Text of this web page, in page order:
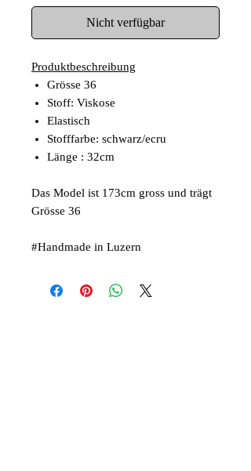
Nicht verfügbar
Produktbeschreibung
Grösse 36
Stoff: Viskose
Elastisch
Stofffarbe: schwarz/ecru
Länge : 32cm
Das Model ist 173cm gross und trägt
Grösse 36
#Handmade in Luzern